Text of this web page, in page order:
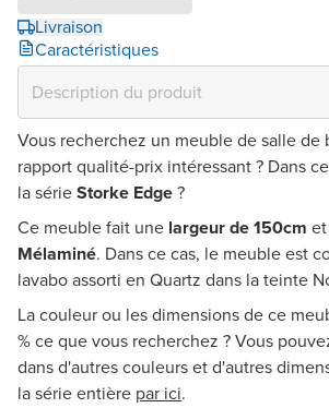
Livraison
Caractéristiques
Vous recherchez un meuble de salle de
rapport qualité-prix intéressant ? Dans
la sérieStorke Edge?
Ce meuble fait une largeur de 150cm
Mélaminé. Dans ce cas, le meuble est
lavabo assorti en Quartz dans la teinte
La couleur ou les dimensions de ce
% ce que vous recherchez ? Vous
dans d'autres couleurs et d'autres
la série entière par ici.